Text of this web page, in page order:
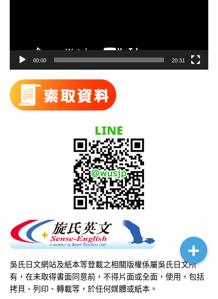
00:00 20:31
吳氏日文網站及紙本等登載之相關版權係屬吳氏日文所
有，在未取得書面同意前，不得片面或全面，使用，包括
拷貝、列印、轉載等，於任何媒體或紙本。